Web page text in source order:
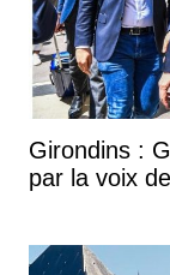
Girondins :
par la voix